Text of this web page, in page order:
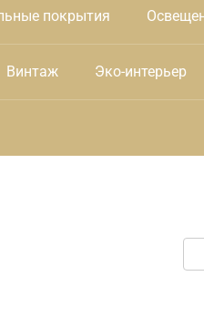
покрытия
Винтаж Эко-интерьер